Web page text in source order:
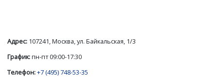
Адрес: 107241, Москва, ул. Байкальская, 1/3
График:пн-пт 09:00-17:30
Телефон:+7 (495) 748-53-35